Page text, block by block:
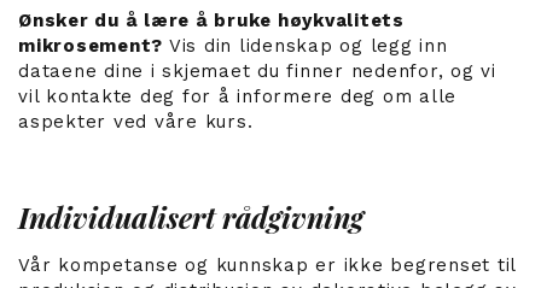
Ønsker du å lære å bruke høykvalitets
mikrosement? Vis din lidenskap og legg inn
dataene dine i skjemaet du finner nedenfor, og vi
vil kontakte deg for å informere deg om alle
aspekter ved våre kurs.
Individualisert rådgivning
Vår kompetanse og kunnskap er ikke begrenset til